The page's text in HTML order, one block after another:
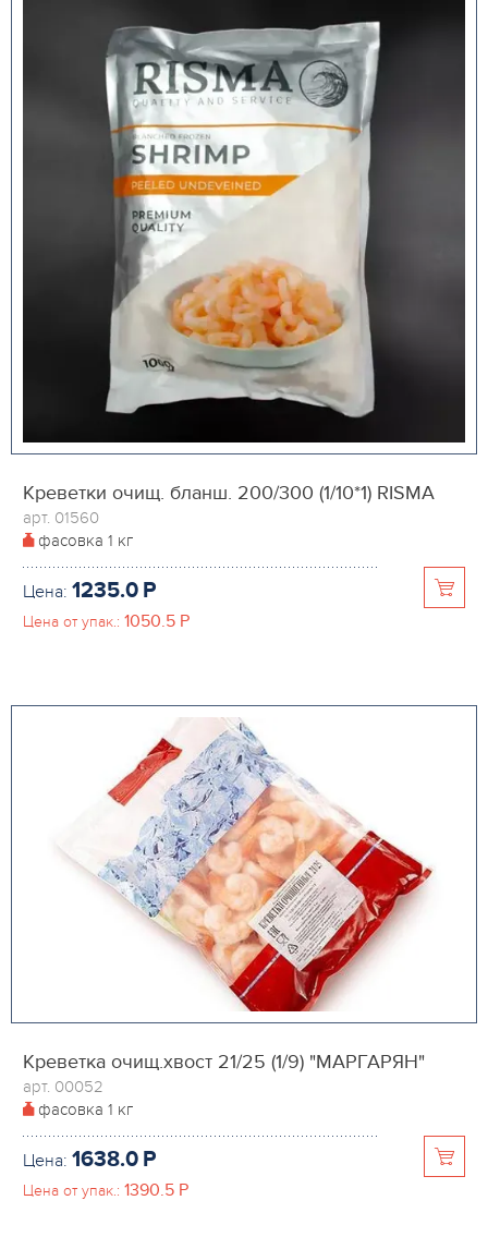
Креветки очищ. бланш. 200/300 (1/10*1) RISMA
арт. 01560
фасовка 1 кг
Цена: 1235.0 P
Цена от упак.: 1050.5 P
Креветка очищ.хвост 21/25 (1/9) "МАРГАРЯН"
арт. 00052
фасовка 1 кг
Цена: 1638.0 P
Цена от упак.: 1390.5 P